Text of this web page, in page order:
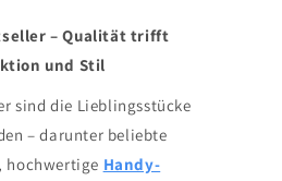
– Qualität trifft
und Stil
sind die Lieblingsstücke
– darunter beliebte
, hochwertige Handy-